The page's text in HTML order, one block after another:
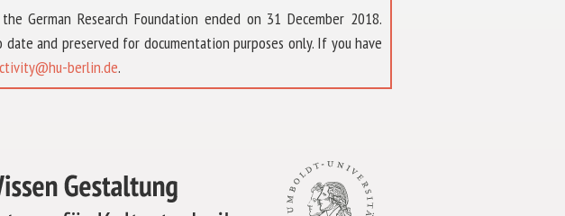
German Research Foundation ended on 31 December 2018.
and preserved for documentation purposes only. If you have
berlin.de.